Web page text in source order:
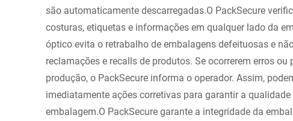
são automaticamente descarregadas.O PackSecure
costuras, etiquetas e informações em qualquer lado da
óptico evita o retrabalho de embalagens defeituosas e
reclamações e recalls de produtos. Se ocorrerem erros ou
produção, o PackSecure informa o operador. Assim,
imediatamente ações corretivas para garantir a
embalagem.O PackSecure garante a integridade da